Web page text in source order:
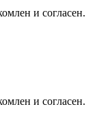
и согласен.
и согласен.